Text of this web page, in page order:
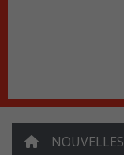
NOUVELLES